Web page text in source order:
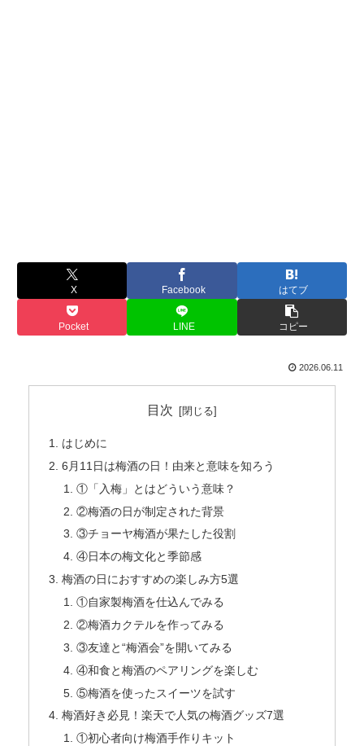
X Facebook はてブ
Pocket LINE コピー
2026.06.11
目次
はじめに
6月11日は梅酒の日！由来と意味を知ろう
①「入梅」とはどういう意味？
②梅酒の日が制定された背景
③チョーヤ梅酒が果たした役割
④日本の梅文化と季節感
梅酒の日におすすめの楽しみ方5選
①自家製梅酒を仕込んでみる
②梅酒カクテルを作ってみる
③友達と“梅酒会”を開いてみる
④和食と梅酒のペアリングを楽しむ
⑤梅酒を使ったスイーツを試す
梅酒好き必見！楽天で人気の梅酒グッズ7選
①初心者向け梅酒手作りキット